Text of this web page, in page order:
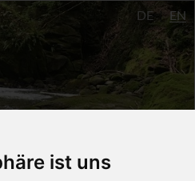
ist uns
DE EN